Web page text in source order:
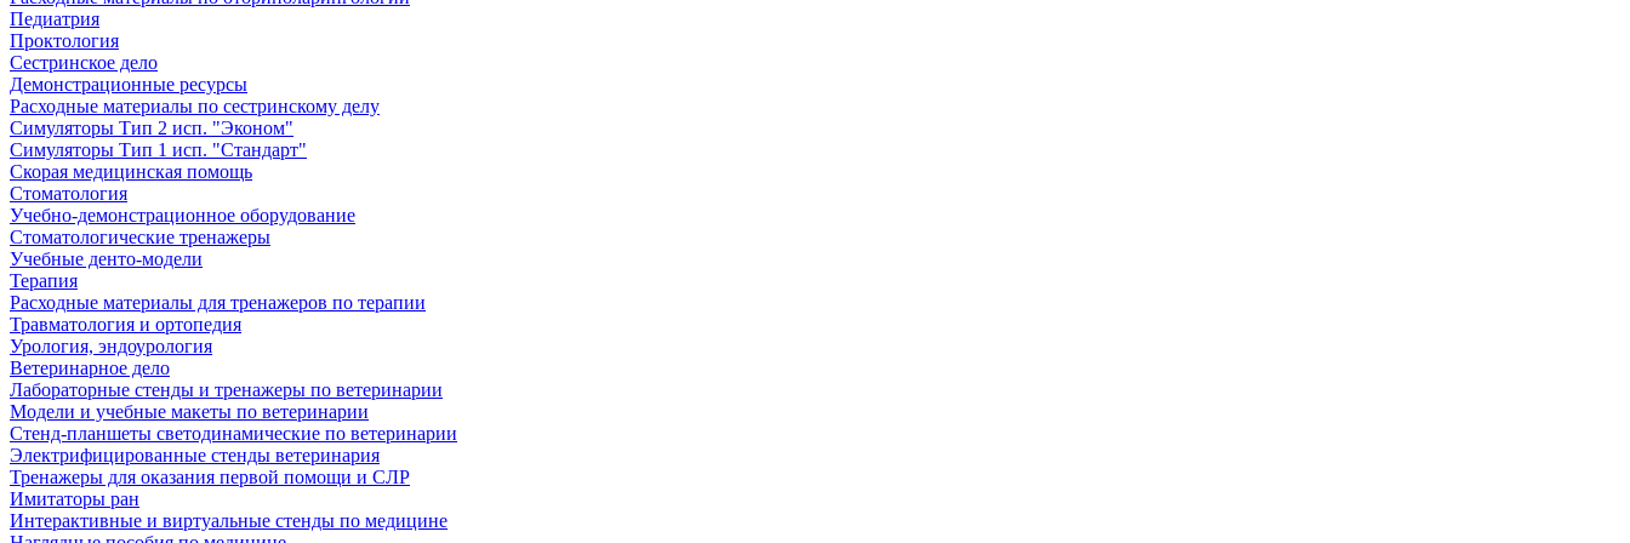
Педиатрия
Проктология
Сестринское дело
Демонстрационные ресурсы
Расходные материалы по сестринскому делу
Симуляторы Тип 2 исп. "Эконом"
Симуляторы Тип 1 исп. "Стандарт"
Скорая медицинская помощь
Стоматология
Учебно-демонстрационное оборудование
Стоматологические тренажеры
Учебные денто-модели
Терапия
Расходные материалы для тренажеров по терапии
Травматология и ортопедия
Урология, эндоурология
Ветеринарное дело
Лабораторные стенды и тренажеры по ветеринарии
Модели и учебные макеты по ветеринарии
Стенд-планшеты светодинамические по ветеринарии
Электрифицированные стенды ветеринария
Тренажеры для оказания первой помощи и СЛР
Имитаторы ран
Интерактивные и виртуальные стенды по медицине